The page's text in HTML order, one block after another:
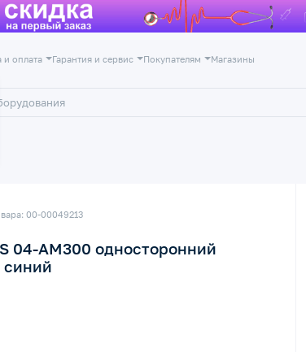
и оплата Гарантия и сервис Покупателям Магазины
00-00049213
04-AM300 односторонний
синий